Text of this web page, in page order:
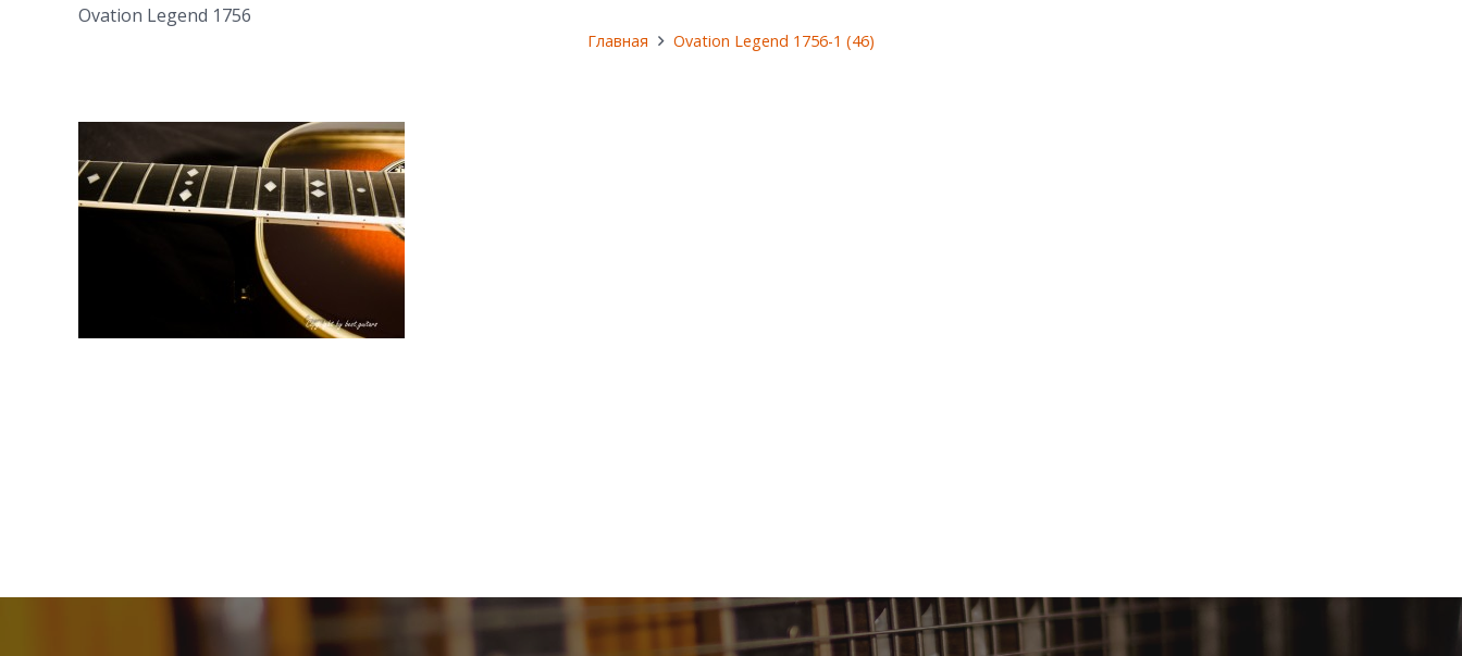
Ovation Legend 1756
Главная Ovation Legend 1756-1 (46)